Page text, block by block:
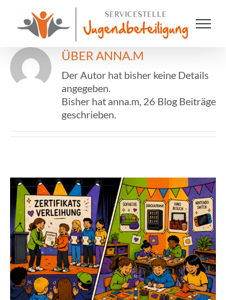
Inhalt
springen
ÜBER ANNA.M
Der Autor hat bisher keine Details
angegeben.
Bisher hat anna.m, 26 Blog Beiträge
geschrieben.